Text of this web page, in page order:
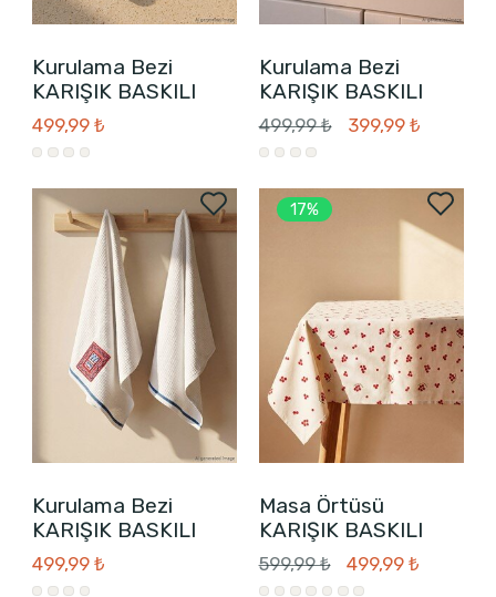
Kurulama Bezi
KARIŞIK BASKILI
499,99 ₺
Kurulama Bezi
KARIŞIK BASKILI
499,99 ₺ 399,99 ₺
Kurulama Bezi
KARIŞIK BASKILI
499,99 ₺
17%
Masa Örtüsü
KARIŞIK BASKILI
599,99 ₺ 499,99 ₺